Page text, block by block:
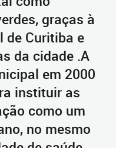
graças à
de Curitiba e
da cidade .A
em 2000
instituir as
como um
no mesmo